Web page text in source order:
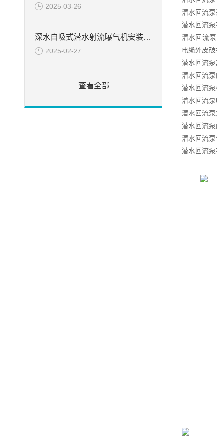
2025-03-26
深水自吸式潜水射流曝气机安装简介
2025-02-27
查看全部
潜水回流
潜水回流
潜水回流
电缆外皮
潜水回流
潜水回流
潜水回流
潜水回流
潜水回流
潜水回流
潜水回流
潜水回流